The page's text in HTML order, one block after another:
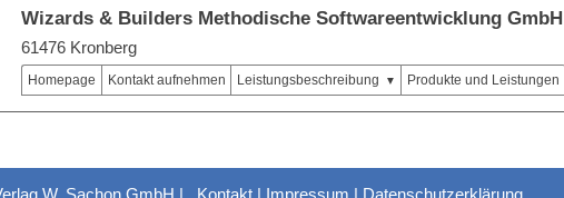
Wizards & Builders Methodische Softwareentwicklung GmbH
61476 Kronberg
Homepage Kontakt aufnehmen Leistungsbeschreibung Produkte und Leistungen
W. Sachon GmbH | Kontakt | Impressum | Datenschutzerklärung